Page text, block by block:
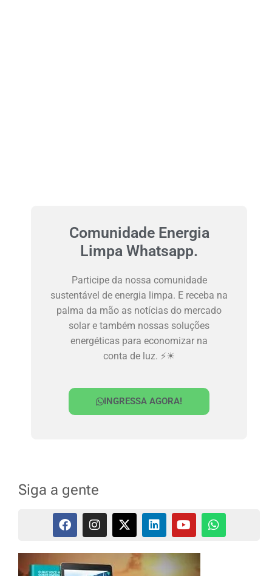
Comunidade Energia
Limpa Whatsapp.
Participe da nossa comunidade
sustentável de energia limpa. E receba na
palma da mão as notícias do mercado
solar e também nossas soluções
energéticas para economizar na
conta de luz. ⚡☀
INGRESSA AGORA!
Siga a gente